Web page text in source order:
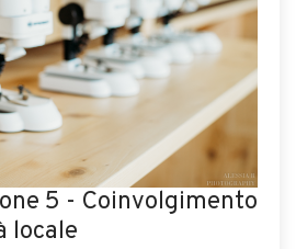
5 - Coinvolgimento
locale